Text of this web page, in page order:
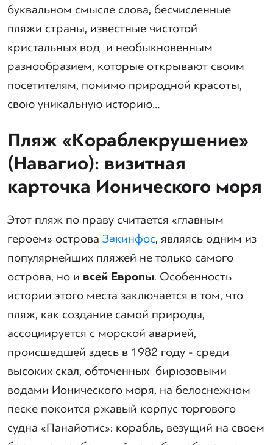
буквальном смысле слова, бесчисленные
пляжи страны, известные чистотой
кристальных вод и необыкновенным
разнообразием, которые открывают своим
посетителям, помимо природной красоты,
свою уникальную историю…
Пляж «Кораблекрушение»
(Навагио): визитная
карточка Ионического моря
Этот пляж по праву считается «главным
героем» острова Закинфос, являясь одним из
популярнейших пляжей не только самого
острова, но и всей Европы. Особенность
истории этого места заключается в том, что
пляж, как создание самой природы,
ассоциируется с морской аварией,
происшедшей здесь в 1982 году - среди
высоких скал, обточенных бирюзовыми
водами Ионического моря, на белоснежном
песке покоится ржавый корпус торгового
судна «Панайотис»: корабль, везущий на своем